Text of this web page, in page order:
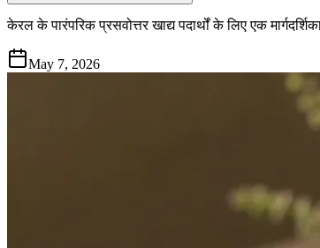
केरल के पारंपरिक प्रसवोत्तर खाद्य पदार्थों के लिए एक
May 7, 2026